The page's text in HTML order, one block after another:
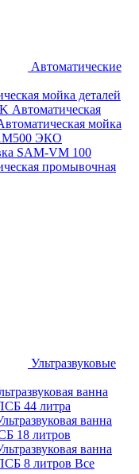
Автоматические
мойка деталей
Автоматическая
мойка
ЭКО
SAM-VM 100
промывочная
Ультразвуковые
ванна
44 литра
ванна
18 литров
ванна
8 литров Все